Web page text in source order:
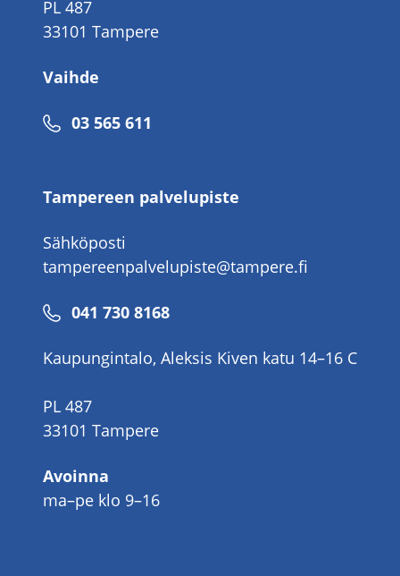
PL 487
33101 Tampere
Vaihde
Puhelinnumero
03 565 611
Tampereen palvelupiste
Sähköposti
tampereenpalvelupiste@tampere.fi
Puhelinnumero
041 730 8168
Kaupungintalo, Aleksis Kiven katu 14–16 C
PL 487
33101 Tampere
Avoinna
ma–pe klo 9–16